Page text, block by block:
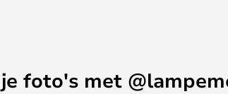
foto's met